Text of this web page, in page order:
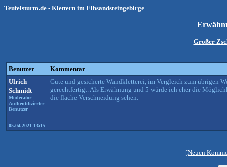
Teufelsturm.de - Klettern im Elbsandsteingebirge
Großer
Benutzer
Kommentar
Ulrich
Schmidt
Moderator
Authentifizierter
Benutzer
05.04.2021 13:15
Gute und gesicherte Wandkletterei, im Vergleich zum übrigen
gerechtfertigt. Als Erwähnung und 5 würde ich eher die
die flache Verschneidung sehen.
[Neuen